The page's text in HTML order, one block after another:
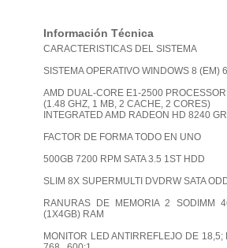
Información Técnica
CARACTERISTICAS DEL SISTEMA
SISTEMA OPERATIVO WINDOWS 8 (EM)
AMD DUAL-CORE E1-2500 PROCESSOR
(1.48 GHZ, 1 MB, 2 CACHE, 2 CORES)
INTEGRATED AMD RADEON HD 8240
FACTOR DE FORMA TODO EN UNO
500GB 7200 RPM SATA 3.5 1ST HDD
SLIM 8X SUPERMULTI DVDRW SATA
RANURAS DE MEMORIA 2 SODIMM
(1X4GB) RAM
MONITOR LED ANTIRREFLEJO DE